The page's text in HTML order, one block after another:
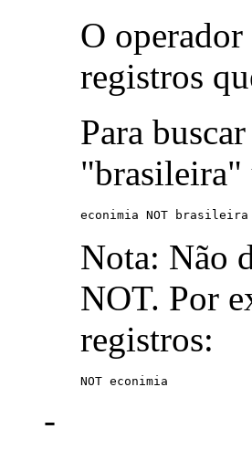
O
registros
Para
"brasileira"
econimia NOT brasileira
Nota: Não
NOT. Por
registros:
NOT econimia
-